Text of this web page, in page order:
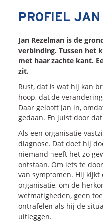
Diagnose winnende
Eenwinnende Tender
Gripop jeToekomst
Leiderschapbij
Rollenin Sales
SalesDevelopment
SalesCultuurAssessment
Persoonlijkheids
Inspiratie
Blogs
Vlogs
PROFIEL
Jan Rezelman is de
verbinding. Tussen het
met haar zachte kant.
zit.
Rust, dat is wat hij kan
hoop, dat de
Daar gelooft Jan in,
gedaan. En juist door
Als een organisatie
diagnose. Dat doet hij
niemand heeft het zo
ontstaan. Om iets te
van symptomen. Hij kijkt
organisatie, om de
wetmatigheden, geen
ontrafelen als hij de
uitleggen.